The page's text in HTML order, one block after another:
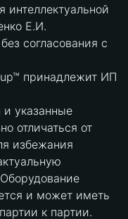
интеллектуальной
Е.И.
согласования с
принадлежит ИП
указанные
отличаться от
избежания
и может иметь
к партии.